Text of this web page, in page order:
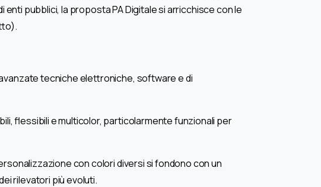
pubblici, la proposta PA Digitale si arricchisce con le
tecniche elettroniche, software e di
flessibili e multicolor, particolarmente funzionali per
con colori diversi si fondono con un
rilevatori più evoluti.